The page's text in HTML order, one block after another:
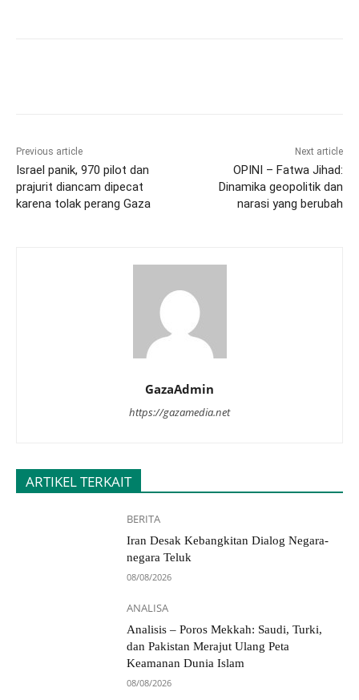
Previous article
Israel panik, 970 pilot dan
prajurit diancam dipecat
karena tolak perang Gaza
Next article
OPINI – Fatwa Jihad:
Dinamika geopolitik dan
narasi yang berubah
GazaAdmin
https://gazamedia.net
ARTIKEL TERKAIT
BERITA
Iran Desak Kebangkitan Dialog Negara-
negara Teluk
08/08/2026
ANALISA
Analisis – Poros Mekkah: Saudi, Turki,
dan Pakistan Merajut Ulang Peta
Keamanan Dunia Islam
08/08/2026